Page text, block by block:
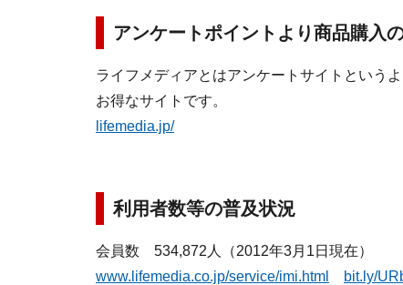
アンケートポイントより商品購入
ライフメディアとはアンケートサイトという
お得なサイトです。
lifemedia.jp/
利用者数等の普及状況
会員数 534,872人（2012年3月1日現在）
www.lifemedia.co.jp/service/imi.html
bit.ly/